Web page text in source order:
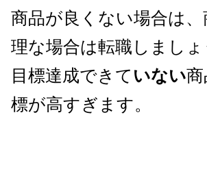
商品が良くない場合は
理な場合は転職しまし
目標達成できて いない
標が高すぎます。